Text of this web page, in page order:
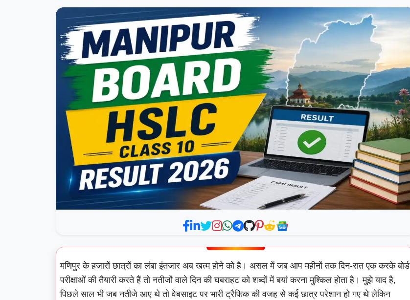
मणिपुर के हजारों छात्रों का लंबा इंतजार अब खत्म होने को है। असल में जब आप महीनों तक दिन-रात एक करके बोर्ड
परीक्षाओं की तैयारी करते हैं तो नतीजों वाले दिन की घबराहट को शब्दों में बयां करना मुश्किल होता है। मुझे याद है,
पिछले साल भी जब नतीजे आए थे तो वेबसाइट पर भारी ट्रैफिक की वजह से कई छात्र परेशान हो गए थे लेकिन